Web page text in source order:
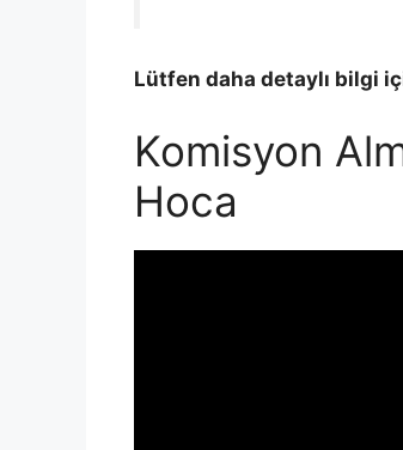
Lütfen daha detaylı bilgi
Komisyon
Hoca